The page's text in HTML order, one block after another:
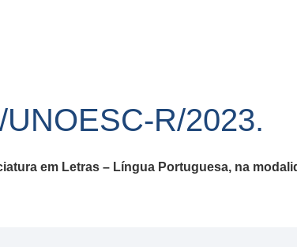
UNOESC-R/2023.
em Letras – Língua Portuguesa, na